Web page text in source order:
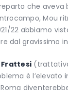
che aveva
Mou
22 abbiamo
dal gravissimo
Frattesi
è l’elevato